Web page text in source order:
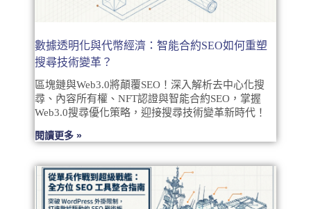
數據透明化與代幣經濟：智能合約SEO如何重塑
搜尋技術變革？
區塊鏈與Web3.0將顛覆SEO！深入解析去中心化搜
尋、內容所有權、NFT認證與智能合約SEO，掌握
Web3.0搜尋優化策略，迎接搜尋技術變革新時代！
閱讀更多 »